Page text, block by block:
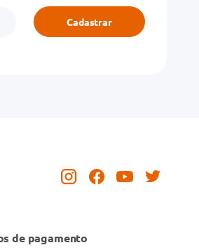
Cadastrar
de pagamento